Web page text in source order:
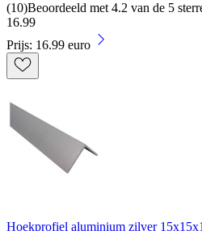
(10)Beoordeeld met 4.2 van de 5
16.99
Prijs: 16.99 euro
Hoekprofiel aluminium zilver